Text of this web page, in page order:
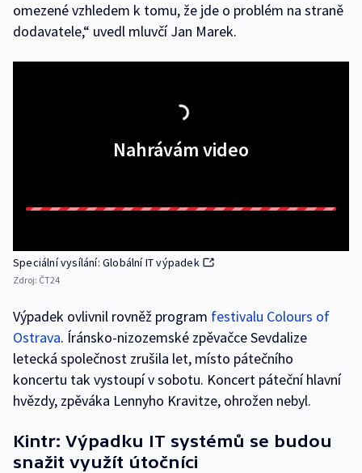
omezené vzhledem k tomu, že jde o problém na straně
dodavatele,“ uvedl mluvčí Jan Marek.
Nahrávám video
Speciální vysílání: Globální IT výpadek
Zdroj: ČT24
Výpadek ovlivnil rovněž program festivalu Colours of
Ostrava. Íránsko-nizozemské zpěvačce Sevdalize
letecká společnost zrušila let, místo pátečního
koncertu tak vystoupí v sobotu. Koncert páteční hlavní
hvězdy, zpěváka Lennyho Kravitze, ohrožen nebyl.
Kintr: Výpadku IT systémů se budou
snažit využít útočníci